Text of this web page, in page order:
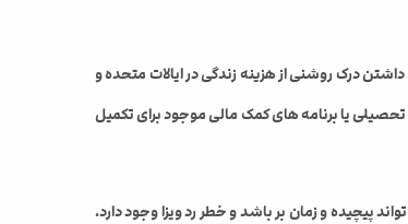
درک روشنی از هزینه زندگی در ایالات متحده و
یا برنامه های کمک مالی موجود برای تکمیل
پیچیده و زمان بر باشد و خطر رد ویزا وجود دارد.